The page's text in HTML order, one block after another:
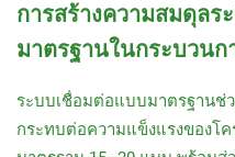
การสร้างความสมดุลร
มาตรฐานในกระบวน
ระบบเชื่อมต่อแบบมาตรฐานช่
กระทบต่อความแข็งแรงของโ